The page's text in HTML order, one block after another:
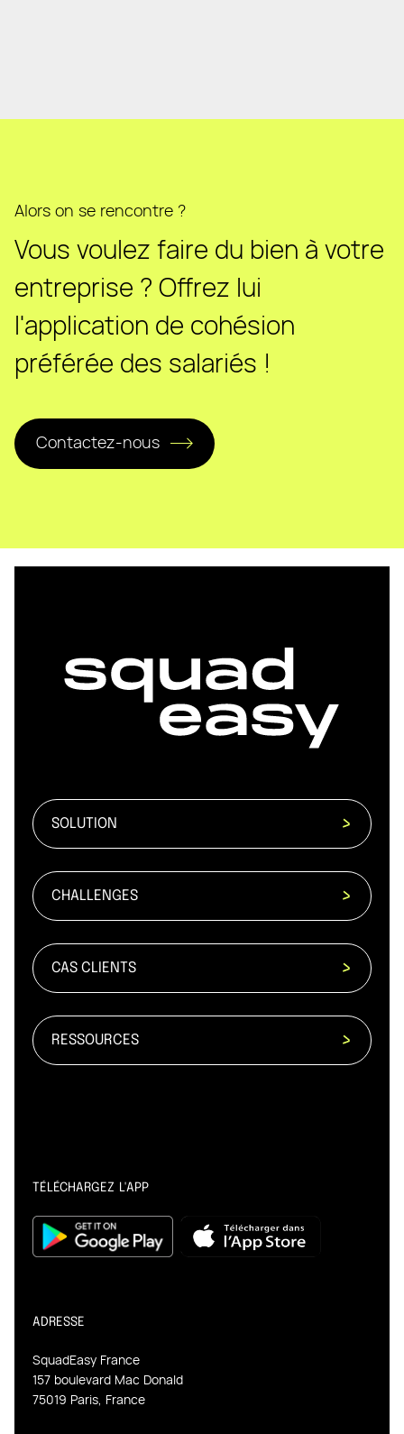
Alors on se rencontre ?
Vous voulez faire du bien à votre
entreprise ? Offrez lui
l'application de cohésion
préférée des salariés !
Contactez-nous
SOLUTION
CHALLENGES
CAS CLIENTS
RESSOURCES
TÉLÉCHARGEZ L'APP
ADRESSE
SquadEasy France
157 boulevard Mac Donald
75019 Paris, France